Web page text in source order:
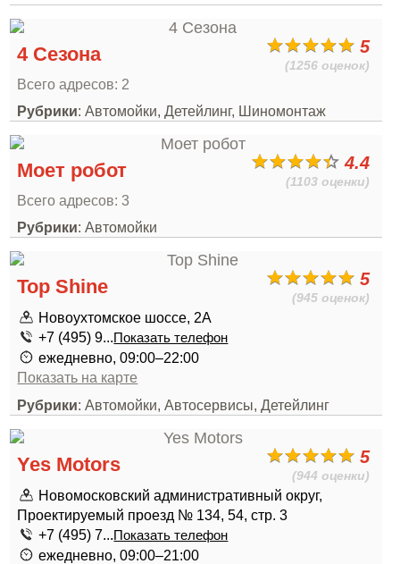
5
(1256 оценок)
4 Сезона
Всего адресов: 2
Рубрики: Автомойки, Детейлинг, Шиномонтаж
4.4
(1103 оценки)
Моет робот
Всего адресов: 3
Рубрики: Автомойки
5
(945 оценок)
Top Shine
Новоухтомское шоссе, 2А
+7 (495) 9...Показать телефон
ежедневно, 09:00–22:00
Показать на карте
Рубрики: Автомойки, Автосервисы, Детейлинг
5
(944 оценки)
Yes Motors
Новомосковский административный округ,
Проектируемый проезд № 134, 54, стр. 3
+7 (495) 7...Показать телефон
ежедневно, 09:00–21:00